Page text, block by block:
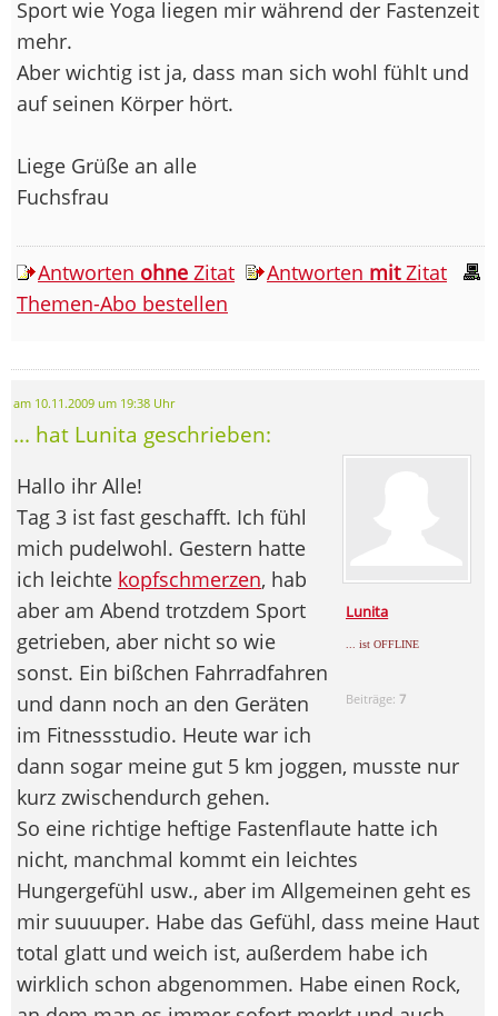
Sport wie Yoga liegen mir während der Fastenzeit
mehr.
Aber wichtig ist ja, dass man sich wohl fühlt und
auf seinen Körper hört.
Liege Grüße an alle
Fuchsfrau
Antworten ohne Zitat Antworten mitZitat
Themen-Abo bestellen
am 10.11.2009 um 19:38 Uhr
... hat Lunita geschrieben:
Lunita
... ist OFFLINE
Beiträge:7
Hallo ihr Alle!
Tag 3 ist fast geschafft. Ich fühl
mich pudelwohl. Gestern hatte
ich leichte kopfschmerzen, hab
aber am Abend trotzdem Sport
getrieben, aber nicht so wie
sonst. Ein bißchen Fahrradfahren
und dann noch an den Geräten
im Fitnessstudio. Heute war ich
dann sogar meine gut 5 km joggen, musste nur
kurz zwischendurch gehen.
So eine richtige heftige Fastenflaute hatte ich
nicht, manchmal kommt ein leichtes
Hungergefühl usw., aber im Allgemeinen geht es
mir suuuuper. Habe das Gefühl, dass meine Haut
total glatt und weich ist, außerdem habe ich
wirklich schon abgenommen. Habe einen Rock,